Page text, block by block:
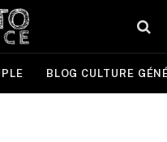
BLOG CULTURE